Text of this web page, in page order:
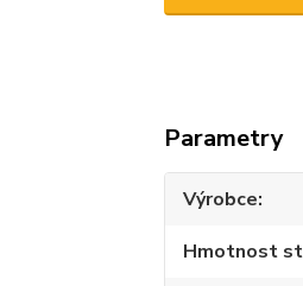
Parametry
Výrobce
Hmotnost